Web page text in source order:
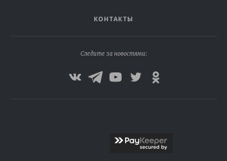
КОНТАКТЫ
Следите за новостями: